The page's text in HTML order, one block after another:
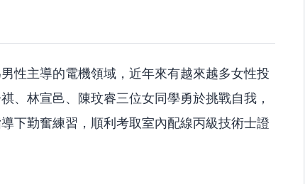
性主導的電機領域，近年來有越來越多女性投
、林宣邑、陳玟睿三位女同學勇於挑戰自我，
下勤奮練習，順利考取室內配線丙級技術士證